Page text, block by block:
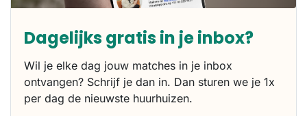
Dagelijks gratis in je inbox?
Wil je elke dag jouw matches in je inbox
ontvangen? Schrijf je dan in. Dan sturen we je 1x
per dag de nieuwste huurhuizen.